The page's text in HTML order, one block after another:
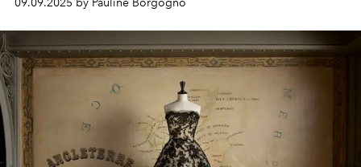
09.09.2025 by Pauline Borgogno